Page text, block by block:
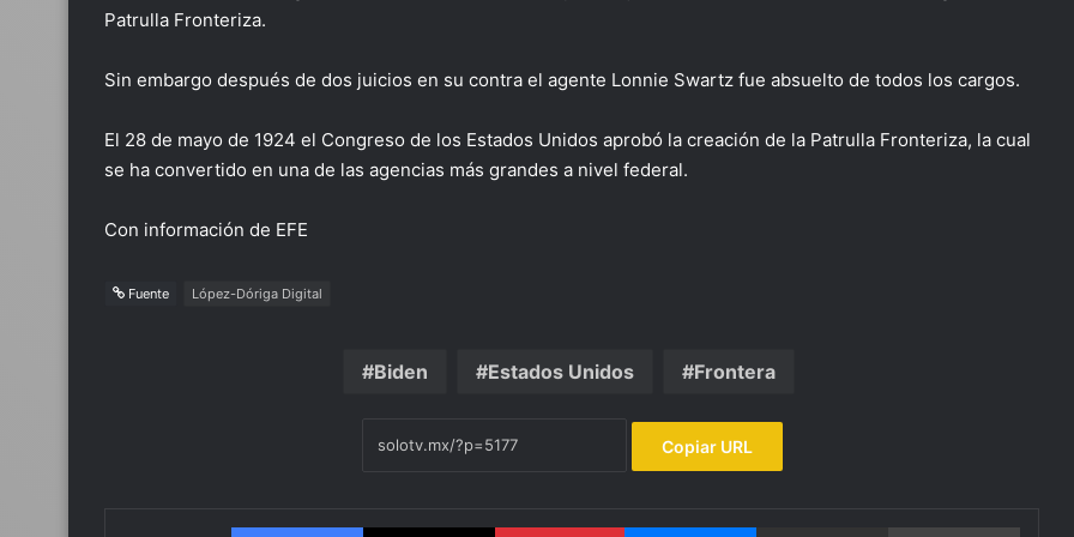
Patrulla Fronteriza.
Sin embargo después de dos juicios en su contra el agente Lonnie Swartz fue absuelto de todos los cargos.
El 28 de mayo de 1924 el Congreso de los Estados Unidos aprobó la creación de la Patrulla Fronteriza, la cual
se ha convertido en una de las agencias más grandes a nivel federal.
Con información de EFE
Fuente López-Dóriga Digital
Biden Estados Unidos Frontera
Copiar URL
Facebook X Pinterest Messenger Compartir por email